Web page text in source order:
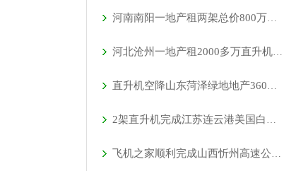
河南南阳一地产租两架总价800万直升机看房
河北沧州一地产租2000多万直升机免费空中看房
直升机空降山东菏泽绿地地产360度空中看房
2架直升机完成江苏连云港美国白蛾防治
飞机之家顺利完成山西忻州高速公路应急救援演练